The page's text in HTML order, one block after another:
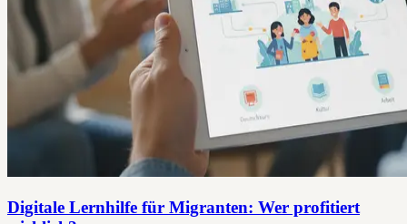
Digitale Lernhilfe für Migranten: Wer profitiert